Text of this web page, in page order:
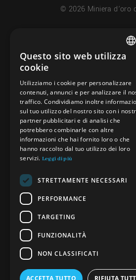
© 2026 Miniera d’oro
CONTATTI
079 127 20
Casella postale 7,
IBAN: CH45 8080
Questo sito web utilizza
cookie
Utilizziamo i cookie per personalizzare
contenuti, annunci e per analizzare il
traffico. Condividiamo inoltre
sul tuo utilizzo del nostro sito con i
partner pubblicitari e di analisi che
potrebbero combinarle con altre
informazioni che hai fornito loro o che
hanno raccolto dal tuo utilizzo dei loro
servizi. Leggi di più
STRETTAMENTE NECESSARI
PERFORMANCE
TARGETING
FUNZIONALITÀ
NON CLASSIFICATI
ACCETTA TUTTO RIFIUTA